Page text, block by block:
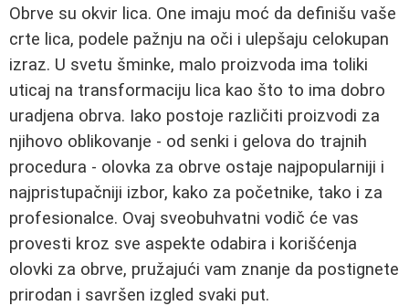
Obrve su okvir lica. One imaju moć da definišu vaše
crte lica, podele pažnju na oči i ulepšaju celokupan
izraz. U svetu šminke, malo proizvoda ima toliki
uticaj na transformaciju lica kao što to ima dobro
uradjena obrva. Iako postoje različiti proizvodi za
njihovo oblikovanje - od senki i gelova do trajnih
procedura - olovka za obrve ostaje najpopularniji i
najpristupačniji izbor, kako za početnike, tako i za
profesionalce. Ovaj sveobuhvatni vodič će vas
provesti kroz sve aspekte odabira i korišćenja
olovki za obrve, pružajući vam znanje da postignete
prirodan i savršen izgled svaki put.